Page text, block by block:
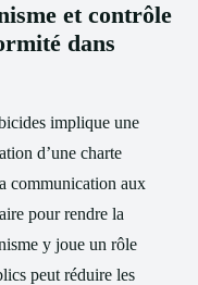
et contrôle
dans
implique une
d’une charte
communication aux
pour rendre la
y joue un rôle
peut réduire les